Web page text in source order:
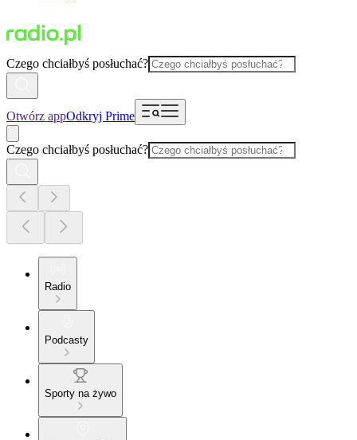
Czego chciałbyś posłuchać?
Otwórz appOdkryj Prime
Czego chciałbyś posłuchać?
Radio
Podcasty
Sporty na żywo